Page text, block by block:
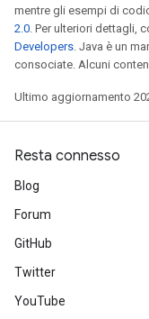
mentre gli esempi di
2.0. Per ulteriori dettagli,
Developers. Java è un
consociate. Alcuni
Ultimo aggiornamento
Resta connesso
Blog
Forum
GitHub
Twitter
YouTube